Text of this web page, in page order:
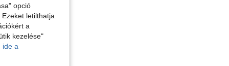
opció
letilthatja
a
kezelése"
ide a